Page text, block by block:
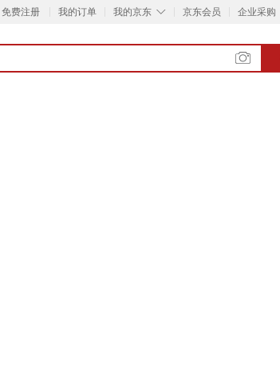
免费注册 我的订单 ◇
我的京东 京东会员 企业采购